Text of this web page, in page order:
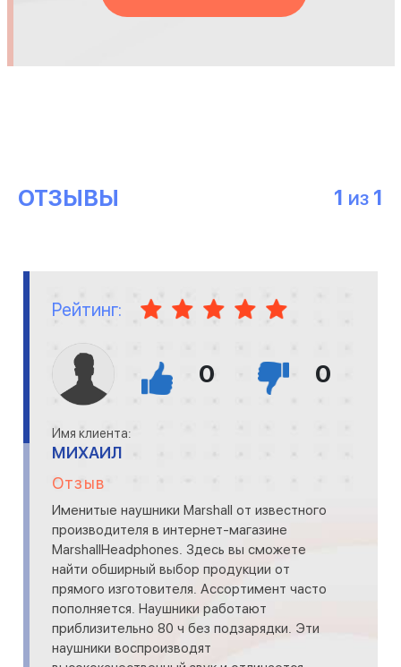
ОТЗЫВЫ 1 ИЗ 1
Рейтинг:
0 0
Имя клиента:
МИХАИЛ
Отзыв
Именитые наушники Marshall от известного
производителя в интернет-магазине
MarshallHeadphones. Здесь вы сможете
найти обширный выбор продукции от
прямого изготовителя. Ассортимент часто
пополняется. Наушники работают
приблизительно 80 ч без подзарядки. Эти
наушники воспроизводят